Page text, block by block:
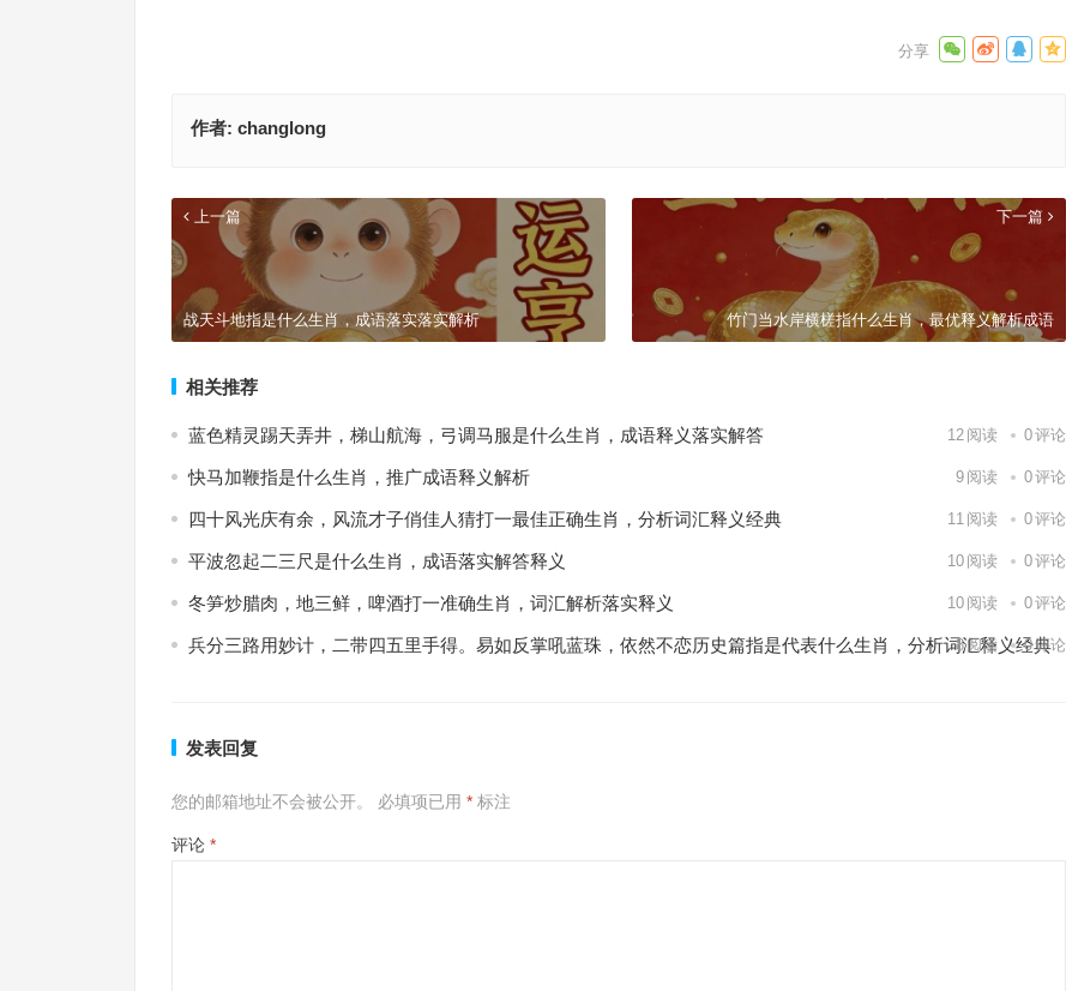
作者: changlong
上一篇
战天斗地指是什么生肖，成语落实落实解析
下一篇
竹门当水岸横槎指什么生肖，最优释义解析成语
相关推荐
蓝色精灵踢天弄井，梯山航海，弓调马服是什么生肖，成语释义落实解答 12 阅读 0评论
快马加鞭指是什么生肖，推广成语释义解析 9 阅读 0评论
四十风光庆有余，风流才子俏佳人猜打一最佳正确生肖，分析词汇释义经典 11 阅读 0评论
平波忽起二三尺是什么生肖，成语落实解答释义 10 阅读 0评论
冬笋炒腊肉，地三鲜，啤酒打一准确生肖，词汇解析落实释义 10 阅读 0评论
兵分三路用妙计，二带四五里手得。易如反掌吼蓝珠，依然不恋历史篇指是代表什么生肖，分析词汇释义经典
8 阅读 0评论
发表回复
您的邮箱地址不会被公开。 必填项已用 * 标注
评论 *